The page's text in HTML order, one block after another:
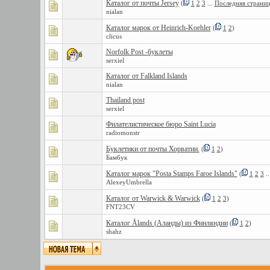
Каталог от почты Jersey ( 1 2 3 Последняя
nialan
Каталог марок от Heinrich-Koehler ( 1 2)
clicus
Norfolk Post -буклеты
serxiel
Каталог от Falkland Islands
nialan
Thailand post
serxiel
Филателистическое бюро Saint Lucia
radiomonstr
Буклетики от почты Хорватии. ( 1 2)
Бамбук
Каталог марок "Posta Stamps Faroe Islands" ( 1 2 3
AlexeyUmbrella
Каталог от Warwick & Warwick ( 1 2 3)
FNT23CV
Каталог Ålands (Аланды) из Финляндии ( 1 2)
shahz